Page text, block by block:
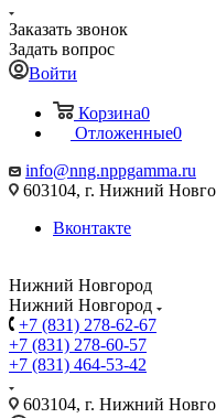
Заказать звонок
Задать вопрос
Войти
Корзина0
Отложенные0
info@nng.nppgamma.ru
603104, г. Нижний
Вконтакте
Нижний Новгород
Нижний Новгород
+7 (831) 278-62-67
+7 (831) 278-60-57
+7 (831) 464-53-42
603104, г. Нижний